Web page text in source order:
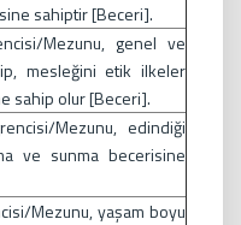
sahiptir [Beceri].
Mezunu, genel ve
mesleğini etik ilkeler
sahip olur [Beceri].
Mezunu, edindiği
ve sunma becerisine
Mezunu, yaşam boyu